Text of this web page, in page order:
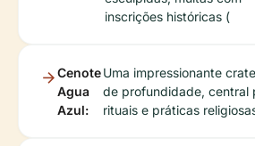
inscrições históricas (
Cenote
Agua
Azul:
Uma impressionante
de profundidade, central
rituais e práticas